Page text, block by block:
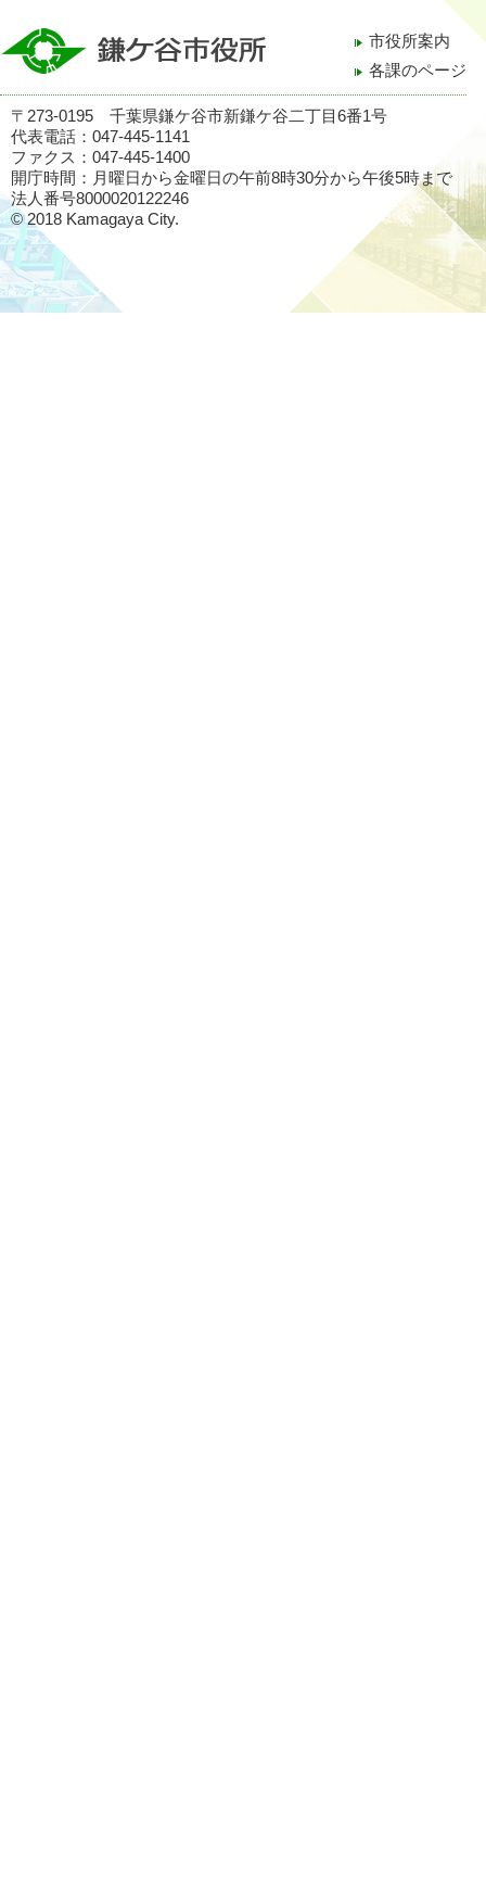
市役所案内
各課のページ
〒273-0195 千葉県鎌ケ谷市新鎌ケ谷二丁目6番1号
代表電話：047-445-1141
ファクス：047-445-1400
開庁時間：月曜日から金曜日の午前8時30分から午後5時まで
法人番号8000020122246
© 2018 Kamagaya City.